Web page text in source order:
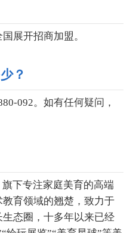
展开招商加盟。
？
092。如有任何疑问，
下专注家庭美育的高端
育领域的翘楚，致力于
态圈，十多年以来已经